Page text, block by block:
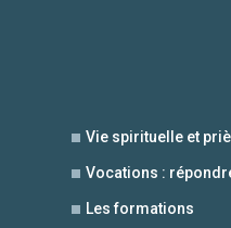
Vie spirituelle et
Vocations :
Les formations